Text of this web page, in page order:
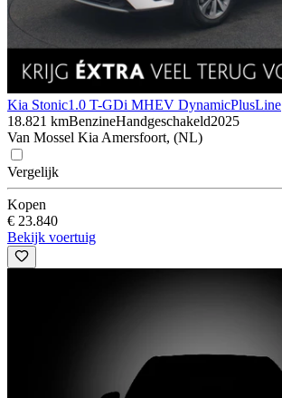
Kia Stonic1.0 T-GDi MHEV DynamicPlusLine
18.821 kmBenzineHandgeschakeld2025
Van Mossel Kia Amersfoort, (NL)
Vergelijk
Kopen
€ 23.840
Bekijk voertuig